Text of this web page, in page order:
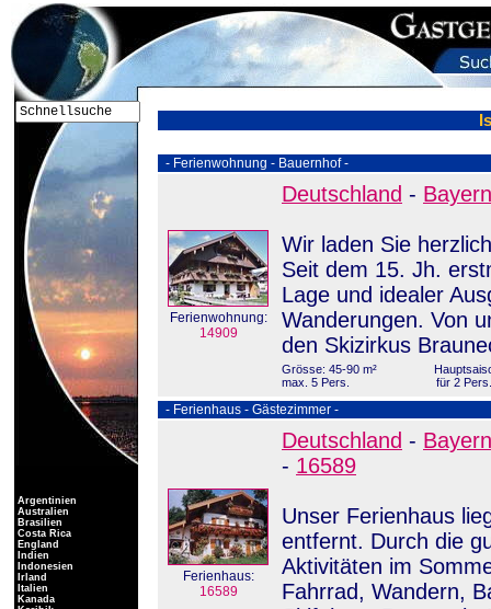
- Ferienwohnung - Bauernhof -
Ferienwohnung:
14909
Deutschland - Bayern
Wir laden Sie
Seit dem 15. Jh.
Lage und idealer
Wanderungen. Von
den Skizirkus
Grösse: 45-90 m²
max. 5 Pers.
für 2
- Ferienhaus - Gästezimmer -
Ferienhaus:
16589
Deutschland - Bayern
- 16589
Unser Ferienhaus
entfernt. Durch die
Aktivitäten im
Fahrrad, Wandern,
Argentinien
Australien
Brasilien
Costa Rica
England
Indien
Indonesien
Irland
Italien
Kanada